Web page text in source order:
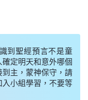
不對，我怕操心勞
的都給挪去了，盡
做不好，再不 悔改
操練澆灌新人時，
到聖經預言不是童
定明天和意外哪個
主，蒙神保守，請
小組學習，不要等